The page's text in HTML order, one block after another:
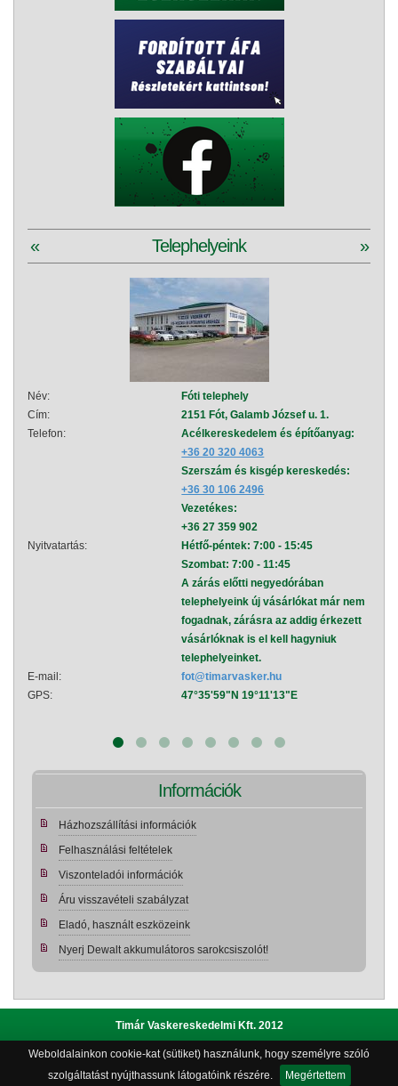
Weboldalainkon cookie-kat (sütiket) használunk, hogy személyre szóló
szolgáltatást nyújthassunk látogatóink részére.
Megértettem
Telephelyeink
« »
Név:
Fóti telephely
Cím:
2151 Fót, Galamb József u. 1.
Telefon:
Acélkereskedelem és építőanyag:
+36 20 320 4063
Szerszám és kisgép kereskedés:
+36 30 106 2496
Vezetékes:
+36 27 359 902
Nyitvatartás:
Hétfő-péntek: 7:00 - 15:45
Szombat: 7:00 - 11:45
A zárás előtti negyedórában
telephelyeink új vásárlókat már nem
fogadnak, zárásra az addig érkezett
vásárlóknak is el kell hagyniuk
telephelyeinket.
E-mail:
fot@timarvasker.hu
GPS:
47°35'59"N 19°11'13"E
Információk
Házhozszállítási információk
Felhasználási feltételek
Viszonteladói információk
Áru visszavételi szabályzat
Eladó, használt eszközeink
Nyerj Dewalt akkumulátoros sarokcsiszolót!
Timár Vaskereskedelmi Kft. 2012
Adatvédelmi szabályzat|Bemutatkozás|Impresszum|